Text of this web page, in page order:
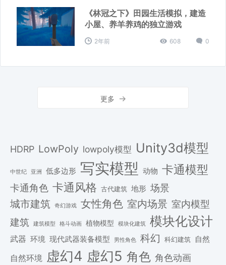
《林冠之下》田园生活模拟，建造
小屋、养羊养鸡的独立游戏
2年前 608 0
更多
HDRP LowPoly lowpoly模型 Unity3d模型
中世纪 亚洲 低多边形 写实模型 动物 卡通模型
卡通角色 卡通风格 古代建筑 地形 场景
城市建筑
奇幻游戏 女性角色 室内场景 室内模型
建筑 建筑模型 格斗动画 植物模型 模块化建筑 模块化设计
武器 环境 现代武器装备模型 男性角色 科幻 科幻建筑 自然
自然环境 虚幻4 虚幻5 角色 角色动画